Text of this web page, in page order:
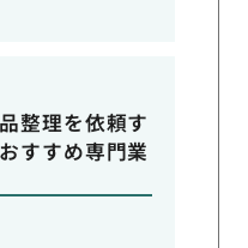
整理を依頼す
すすめ専門業